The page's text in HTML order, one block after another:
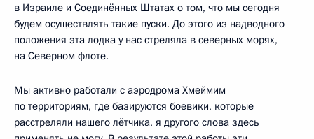
в Израиле и Соединённых Штатах о том, что мы сегодня
будем осуществлять такие пуски. До этого из надводного
положения эта лодка у нас стреляла в северных морях,
на Северном флоте.
Мы активно работали с аэродрома Хмеймим
по территориям, где базируются боевики, которые
расстреляли нашего лётчика, я другого слова здесь